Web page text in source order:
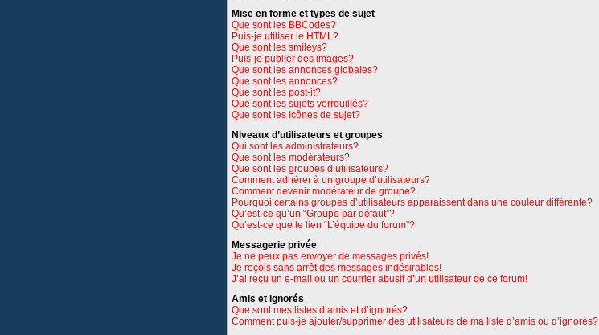
Mise en forme et types de sujet
Que sont les BBCodes?
Puis-je utiliser le HTML?
Que sont les smileys?
Puis-je publier des images?
Que sont les annonces globales?
Que sont les annonces?
Que sont les post-it?
Que sont les sujets verrouillés?
Que sont les icônes de sujet?
Niveaux d’utilisateurs et groupes
Qui sont les administrateurs?
Que sont les modérateurs?
Que sont les groupes d’utilisateurs?
Comment adhérer à un groupe d’utilisateurs?
Comment devenir modérateur de groupe?
Pourquoi certains groupes d’utilisateurs apparaissent dans une couleur différente?
Qu’est-ce qu’un “Groupe par défaut”?
Qu’est-ce que le lien “L’équipe du forum”?
Messagerie privée
Je ne peux pas envoyer de messages privés!
Je reçois sans arrêt des messages indésirables!
J’ai reçu un e-mail ou un courrier abusif d’un utilisateur de ce forum!
Amis et ignorés
Que sont mes listes d’amis et d’ignorés?
Comment puis-je ajouter/supprimer des utilisateurs de ma liste d’amis ou d’ignorés?